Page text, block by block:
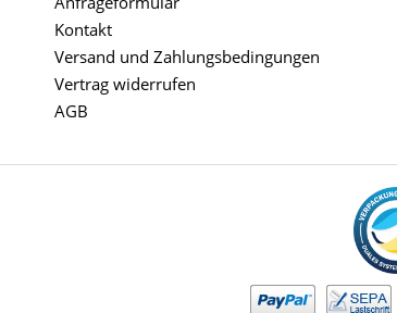
Kontakt
Versand und Zahlungsbedingungen
Vertrag widerrufen
AGB